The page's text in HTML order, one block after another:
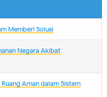
Memberi Solusi
Negara Akibat
Aman dalam Sistem